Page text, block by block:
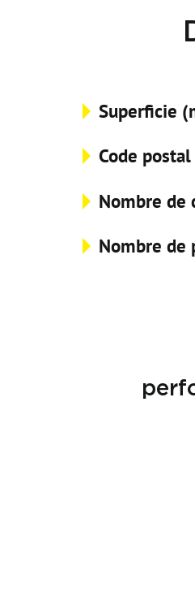
Superficie
Code postal
Nombre de
Nombre de